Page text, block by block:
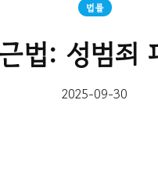
법률
법: 성범죄
2025-09-30